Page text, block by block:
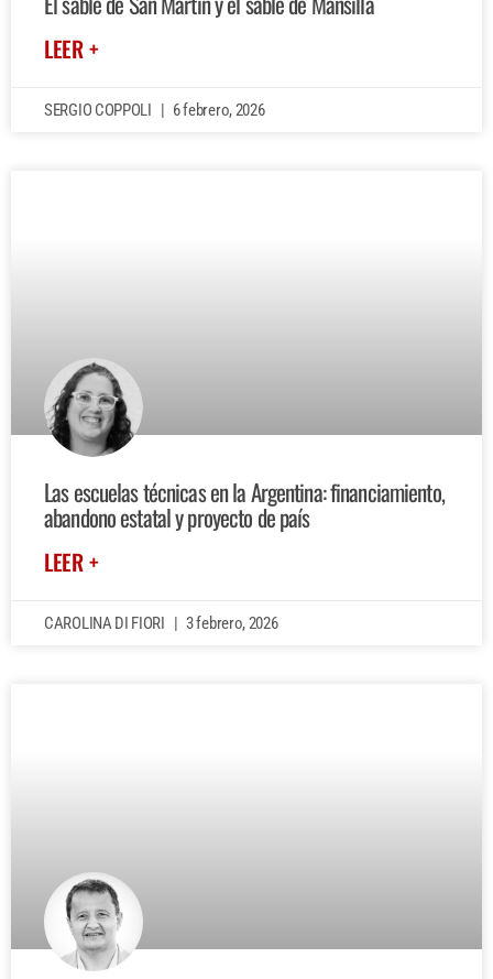
LEER +
SERGIO COPPOLI 6 febrero, 2026
Las escuelas técnicas en la Argentina: financiamiento,
abandono estatal y proyecto de país
LEER +
CAROLINA DI FIORI 3 febrero, 2026